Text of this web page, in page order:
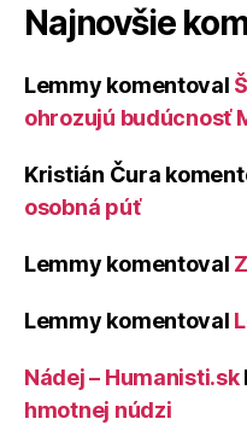
Najnovšie
Lemmy komentoval
ohrozujú budúcnosť
Kristián Čura
osobná púť
Lemmy komentoval
Lemmy komentoval
Nádej – Humanisti.sk
hmotnej núdzi